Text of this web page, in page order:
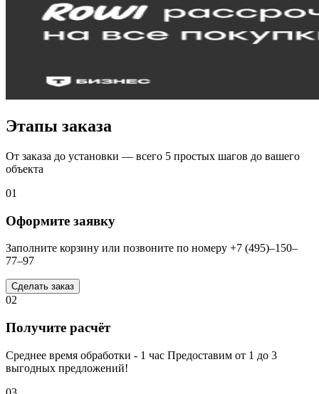
Этапы заказа
От заказа до установки — всего 5 простых шагов до вашего
объекта
01
Оформите заявку
Заполните корзину или позвоните по номеру +7 (495)–150–
77–97
Сделать заказ
02
Получите расчёт
Среднее время обработки - 1 час Предоставим от 1 до 3
выгодных предложений!